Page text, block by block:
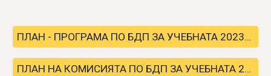
ПЛАН - ПРОГРАМА ПО БДП ЗА УЧЕБНАТА 2023/2024г.
ПЛАН НА КОМИСИЯТА ПО БДП ЗА УЧЕБНАТА 2023/2024г.